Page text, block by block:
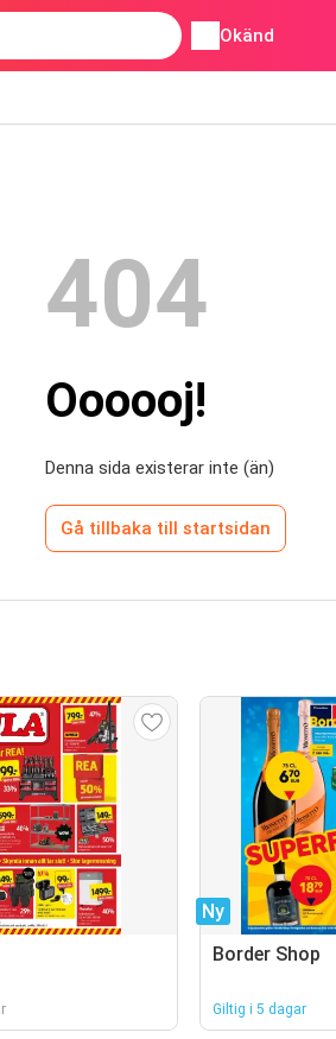
Okänd
404
Oooooj!
Denna sida existerar inte (än)
Gå tillbaka till startsidan
Ny
Border Shop
Giltig i 5 dagar